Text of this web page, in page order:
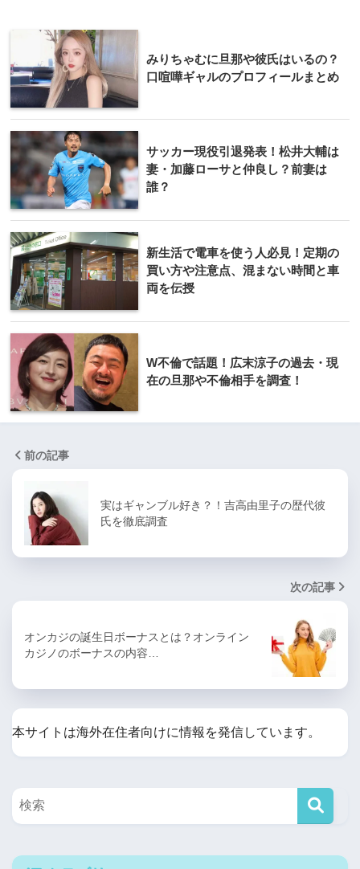
みりちゃむに旦那や彼氏はいるの？
口喧嘩ギャルのプロフィールまとめ
サッカー現役引退発表！松井大輔は
妻・加藤ローサと仲良し？前妻は
誰？
新生活で電車を使う人必見！定期の
買い方や注意点、混まない時間と車
両を伝授
W不倫で話題！広末涼子の過去・現
在の旦那や不倫相手を調査！
前の記事
実はギャンブル好き？！吉高由里子の歴代彼
氏を徹底調査
次の記事
オンカジの誕生日ボーナスとは？オンライン
カジノのボーナスの内容…
本サイトは海外在住者向けに情報を発信しています。